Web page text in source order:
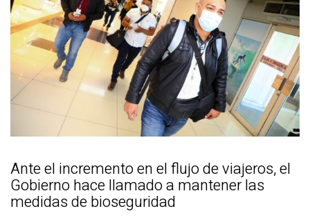
Ante el incremento en el flujo de viajeros, el
Gobierno hace llamado a mantener las
medidas de bioseguridad